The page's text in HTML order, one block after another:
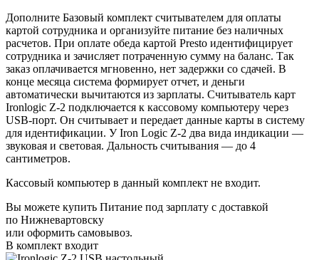
Дополните Базовый комплект считывателем для оплаты
картой сотрудника и организуйте питание без наличных
расчетов. При оплате обеда картой Presto идентифицирует
сотрудника и зачисляет потраченную сумму на баланс. Так
заказ оплачивается мгновенно, нет задержки со сдачей. В
конце месяца система формирует отчет, и деньги
автоматически вычитаются из зарплаты. Считыватель карт
Ironlogic Z-2 подключается к кассовому компьютеру через
USB-порт. Он считывает и передает данные карты в систему
для идентификации. У Iron Logic Z-2 два вида индикации —
звуковая и световая. Дальность считывания — до 4
сантиметров.
Кассовый компьютер в данный комплект не входит.
Вы можете купить Питание под зарплату с доставкой
по Нижневартовску
или оформить самовывоз.
В комплект входит